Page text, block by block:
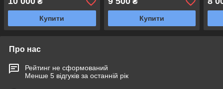
Купити Купити
Про нас
Рейтинг не сформований
Менше 5 відгуків за останній рік